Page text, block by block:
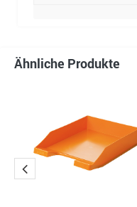
Ähnliche Produkte